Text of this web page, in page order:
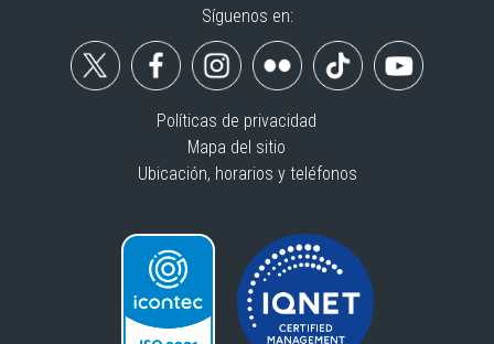
Síguenos en:
Políticas de privacidad
Mapa del sitio
Ubicación, horarios y teléfonos